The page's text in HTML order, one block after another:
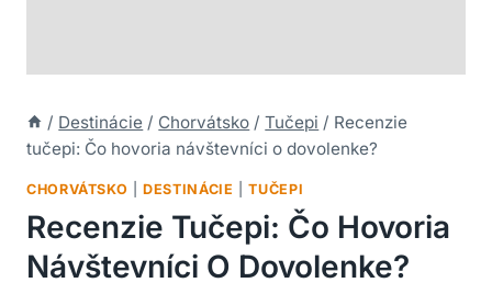
/ Destinácie / Chorvátsko / Tučepi / Recenzie
tučepi: Čo hovoria návštevníci o dovolenke?
CHORVÁTSKO |DESTINÁCIE |TUČEPI
Recenzie Tučepi: Čo Hovoria
Návštevníci O Dovolenke?